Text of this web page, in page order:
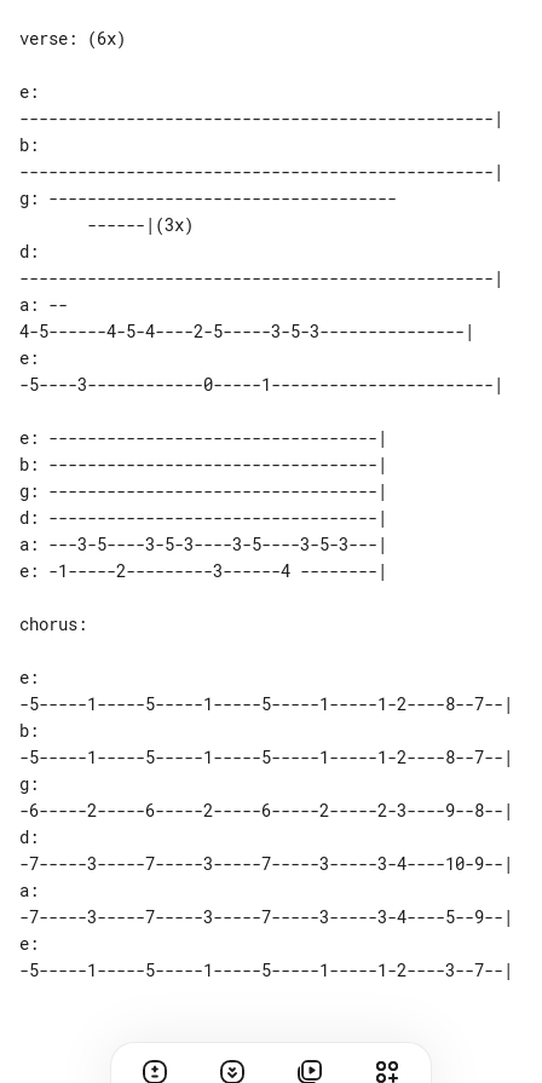
verse: (6x)
e:
-------------------------------------------------|
b:
-------------------------------------------------|
g: ------------------------------------
d:
-------------------------------------------------|
a: --
4-5------4-5-4----2-5-----3-5-3---------------|
e:
-5----3------------0-----1-----------------------|
e: ----------------------------------|
b: ----------------------------------|
g: ----------------------------------|
d: ----------------------------------|
a: ---3-5----3-5-3----3-5----3-5-3---|
e: -1-----2---------3------4 --------|
chorus:
e:
-5-----1-----5-----1-----5-----1-----1-2----8--7--|
b:
-5-----1-----5-----1-----5-----1-----1-2----8--7--|
g:
-6-----2-----6-----2-----6-----2-----2-3----9--8--|
d:
-7-----3-----7-----3-----7-----3-----3-4----10-9--|
a:
-7-----3-----7-----3-----7-----3-----3-4----5--9--|
e: